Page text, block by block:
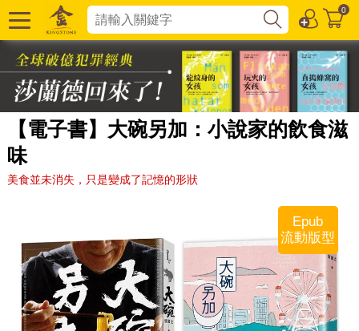
0
【電子書】大碗另加：小說家的飲食滋
味
美食並未消失，只是變成了記憶的形狀
Epub
流動版型